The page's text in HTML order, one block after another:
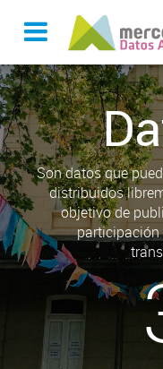
Son datos que
distribuidos
objetivo de